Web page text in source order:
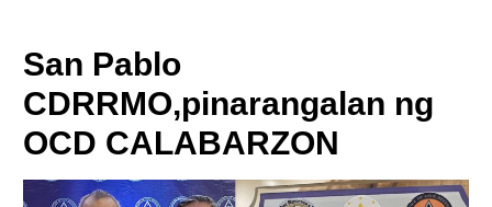
San Pablo
CDRRMO,pinarangalan ng
OCD CALABARZON